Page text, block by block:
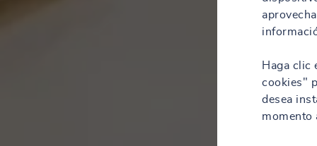
Haga clic
cookies"
desea
momento